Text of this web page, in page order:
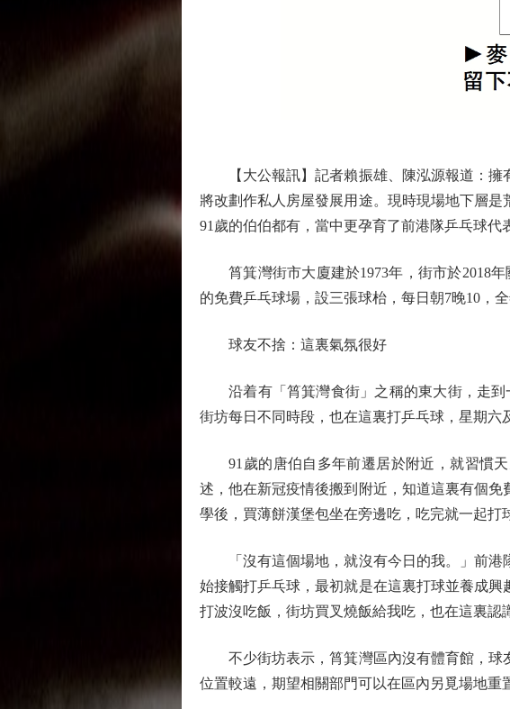
【大公報訊】記者賴振雄、陳泓源報道：擁
將改劃作私人房屋發展用途。現時現場地下層
91歲的伯伯都有，當中更孕育了前港隊乒乓球代
筲箕灣街市大廈建於1973年，街市於2018年
的免費乒乓球場，設三張球枱，每日朝7晚10，全
球友不捨：這裏氣氛很好
沿着有「筲箕灣食街」之稱的東大街，走到
街坊每日不同時段，也在這裏打乒乓球，星期六
91歲的唐伯自多年前遷居於附近，就習慣天
述，他在新冠疫情後搬到附近，知道這裏有個
學後，買薄餅漢堡包坐在旁邊吃，吃完就一起打
「沒有這個場地，就沒有今日的我。」前港
始接觸打乒乓球，最初就是在這裏打球並養成
打波沒吃飯，街坊買叉燒飯給我吃，也在這裏認
不少街坊表示，筲箕灣區內沒有體育館，球
位置較遠，期望相關部門可以在區內另覓場地重